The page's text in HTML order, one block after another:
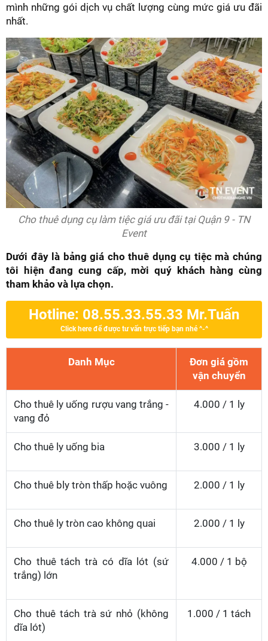
mình những gói dịch vụ chất lượng cùng mức giá ưu đãi
nhất.
Cho thuê dụng cụ làm tiệc giá ưu đãi tại Quận 9 - TN
Event
Dưới đây là bảng giá cho thuê dụng cụ tiệc mà chúng
tôi hiện đang cung cấp, mời quý khách hàng cùng
tham khảo và lựa chọn.
Hotline: 08.55.33.55.33 Mr.Tuấn
Click here để được tư vấn trực tiếp bạn nhé ^-^
Danh Mục
Đơn giá gồm
vận chuyển
Cho thuê ly uống rượu vang trắng -
vang đỏ
4.000 / 1 ly
Cho thuê ly uống bia 3.000 / 1 ly
Cho thuê bly tròn thấp hoặc vuông 2.000 / 1 ly
Cho thuê ly tròn cao không quai 2.000 / 1 ly
Cho thuê tách trà có dĩa lót (sứ
trắng) lớn
4.000 / 1 bộ
Cho thuê tách trà sứ nhỏ (không
dĩa lót)
1.000 / 1 tách